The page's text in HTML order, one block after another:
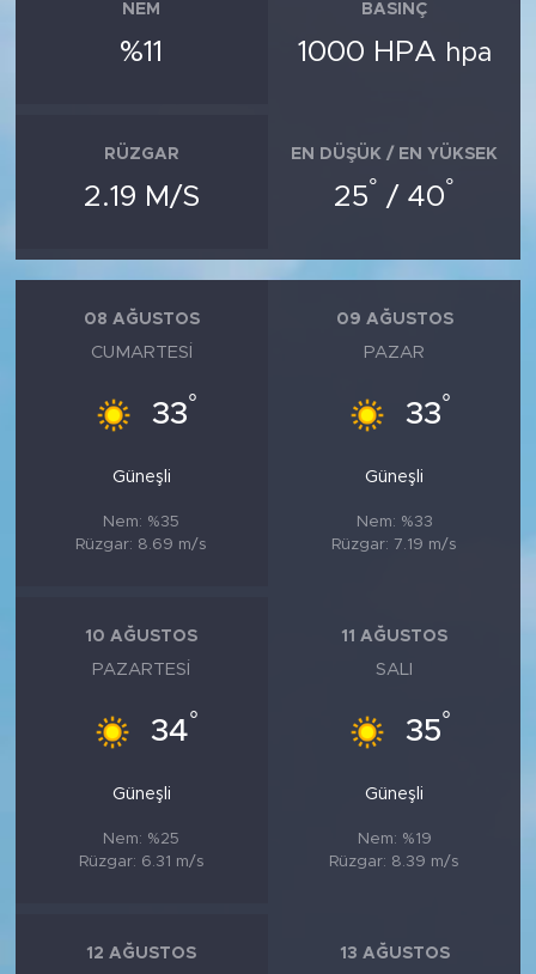
NEM
%11
BASINÇ
1000 HPA hpa
RÜZGAR
2.19 M/S
EN DÜŞÜK / EN YÜKSEK
25° / 40°
08 AĞUSTOS
CUMARTESI
33°
Güneşli
Nem: %35
Rüzgar: 8.69 m/s
09 AĞUSTOS
PAZAR
33°
Güneşli
Nem: %33
Rüzgar: 7.19 m/s
10 AĞUSTOS
PAZARTESI
34°
Güneşli
Nem: %25
Rüzgar: 6.31 m/s
11 AĞUSTOS
SALI
35°
Güneşli
Nem: %19
Rüzgar: 8.39 m/s
12 AĞUSTOS 13 AĞUSTOS